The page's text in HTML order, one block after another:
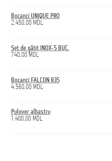
Bocanci UNIQUE PRO
2.450,00 MDL
Set de gătit INOX-5 BUC.
740,00 MDL
Bocanci FALCON 835
4.560,00 MDL
Pulover albastru
1.400,00 MDL